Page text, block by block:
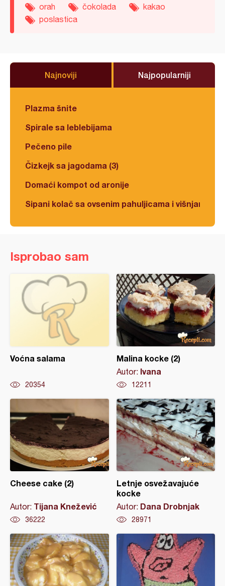
orah čokolada
kakao
poslastica
Najnoviji Najpopularniji
Plazma šnite
Spirale sa leblebijama
Pečeno pile
Čizkejk sa jagodama (3)
Domaći kompot od aronije
Sipani kolač sa ovsenim pahuljicama i višnjama
Isprobao sam
Voćna salama
20354
Malina kocke (2)
Autor: Ivana
12211
Cheese cake (2)
Autor: Tijana Knežević
36222
Letnje osvežavajuće
kocke
Autor: Dana Drobnjak
28971